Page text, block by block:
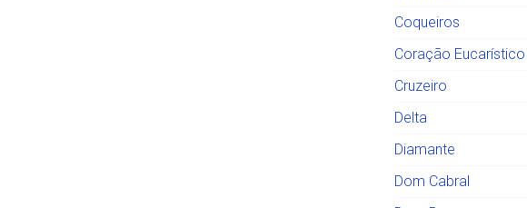
Coqueiros
Coração Eucarístico
Cruzeiro
Delta
Diamante
Dom Cabral